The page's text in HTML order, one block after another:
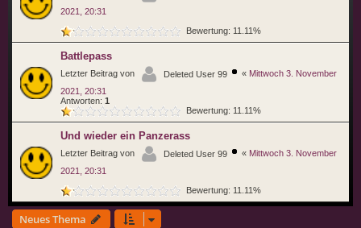
2021, 20:31
Bewertung: 11.11%
Battlepass
Letzter Beitrag von Deleted User 99 « Mittwoch 3. November
2021, 20:31
Antworten: 1
Bewertung: 11.11%
Und wieder ein Panzerass
Letzter Beitrag von Deleted User 99 « Mittwoch 3. November
2021, 20:31
Bewertung: 11.11%
Neues Thema